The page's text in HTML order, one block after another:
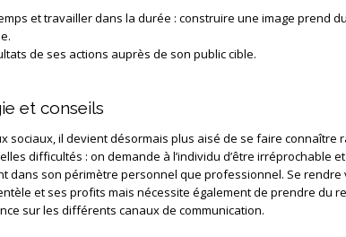
et travailler dans la durée : construire une image prend
de ses actions auprès de son public cible.
et conseils
sociaux, il devient désormais plus aisé de se faire connaître
difficultés : on demande à l’individu d’être irréprochable
dans son périmètre personnel que professionnel. Se
et ses profits mais nécessite également de prendre du
sur les différents canaux de communication.